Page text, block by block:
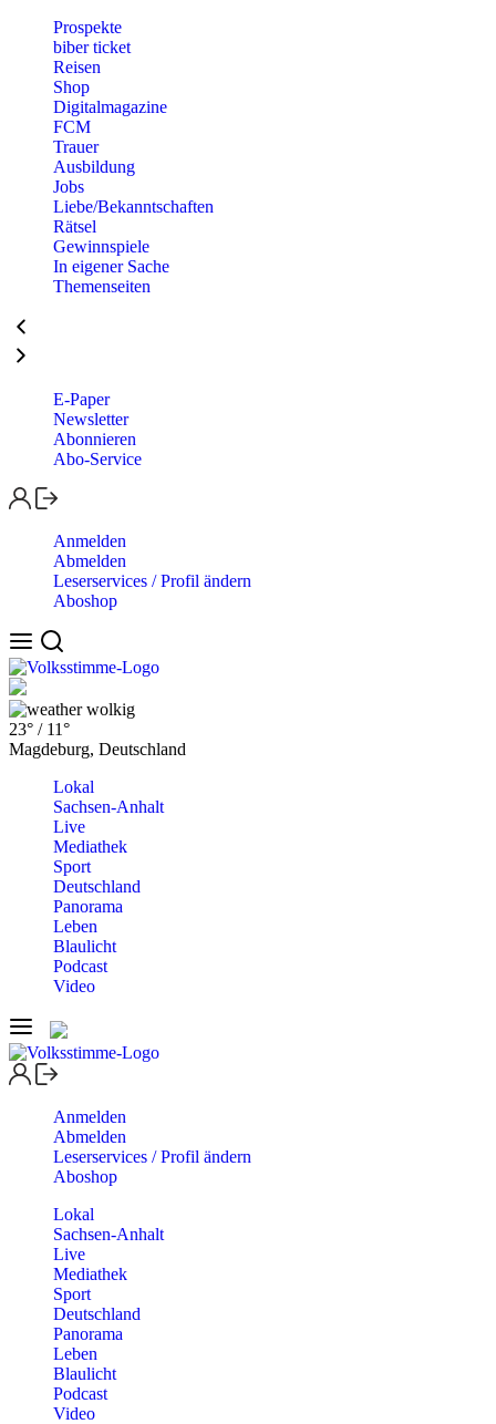
Prospekte
biber ticket
Reisen
Shop
Digitalmagazine
FCM
Trauer
Ausbildung
Jobs
Liebe/Bekanntschaften
Rätsel
Gewinnspiele
In eigener Sache
Themenseiten
E-Paper
Newsletter
Abonnieren
Abo-Service
Anmelden
Abmelden
Leserservices / Profil ändern
Aboshop
wolkig
23° / 11°
Magdeburg, Deutschland
Lokal
Sachsen-Anhalt
Live
Mediathek
Sport
Deutschland
Panorama
Leben
Blaulicht
Podcast
Video
Anmelden
Abmelden
Leserservices / Profil ändern
Aboshop
Lokal
Sachsen-Anhalt
Live
Mediathek
Sport
Deutschland
Panorama
Leben
Blaulicht
Podcast
Video